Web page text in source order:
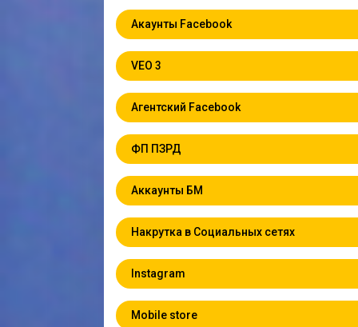
Акаунты Facebook
VEO 3
Агентский Facebook
ФП ПЗРД
Аккаунты БМ
Накрутка в Социальных сетях
Instagram
Mobile store